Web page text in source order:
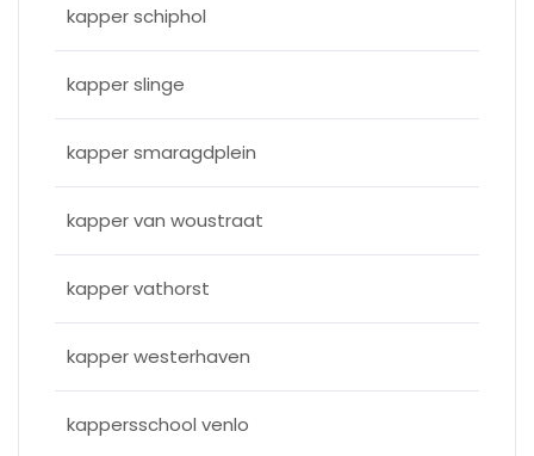
kapper schiphol
kapper slinge
kapper smaragdplein
kapper van woustraat
kapper vathorst
kapper westerhaven
kappersschool venlo